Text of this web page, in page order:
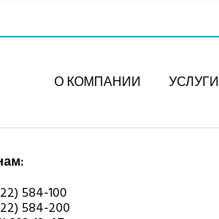
О КОМПАНИИ УСЛУГИ
584-100
584-200